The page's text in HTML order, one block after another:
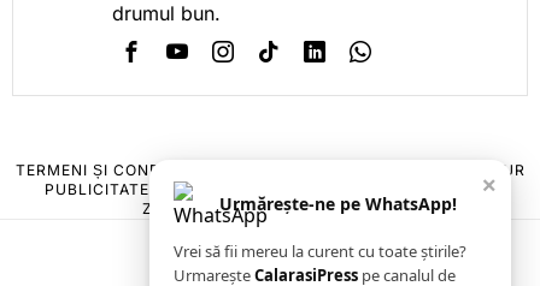
drumul bun.
TERMENI ȘI CONDIȚII
POLITICA DE ANULARE & RETUR
PUBLICITATE ONLINE & TIPĂRITĂ
CONTACT
ZIARUL ANUNȚUL CĂLĂRĂȘEAN
×
Urmărește-ne pe WhatsApp!
Vrei să fii mereu la curent cu toate știrile?
UrmareșteCalarasiPress pe canalul de